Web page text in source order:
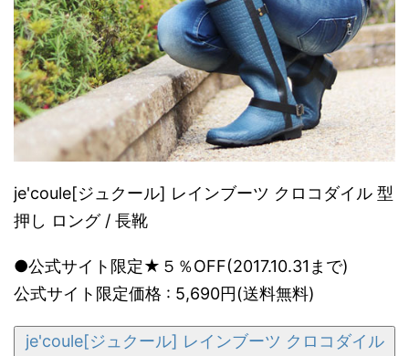
je'coule[ジュクール] レインブーツ クロコダイル 型
押し ロング / 長靴
●公式サイト限定★５％OFF(2017.10.31まで)
公式サイト限定価格 : 5,690円(送料無料)
je'coule[ジュクール] レインブーツ クロコダイル